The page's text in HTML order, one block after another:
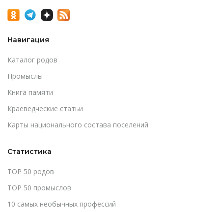
Навигация
Каталог родов
Промыслы
Книга памяти
Краеведческие статьи
Карты национального состава поселений
Статистика
TOP 50 родов
TOP 50 промыслов
10 самых необычных профессий